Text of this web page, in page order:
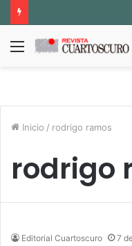
Menú
Inicio / rodrigo ramos
rodrigo
Editorial Cuartoscuro 7